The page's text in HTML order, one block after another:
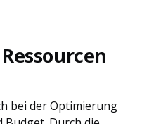
bei der Optimierung